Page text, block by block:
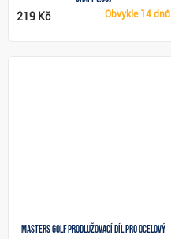
Obvykle 14 dnů
219 Kč
Masters Golf prodlužovací díl pro ocelový